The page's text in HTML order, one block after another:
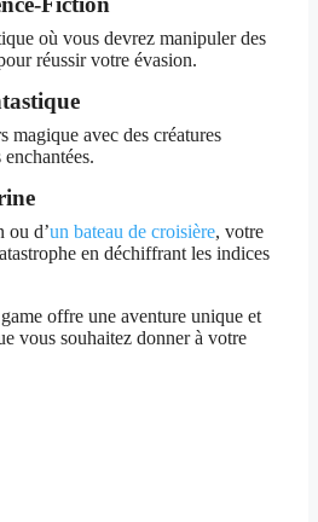
où vous devrez manipuler des
réussir votre évasion.
magique avec des créatures
ou d’un bateau de croisière, votre
en déchiffrant les indices
offre une aventure unique et
vous souhaitez donner à votre